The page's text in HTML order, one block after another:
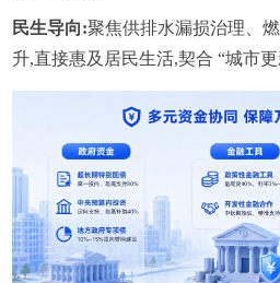
民生导向:聚焦供排水漏损治理、
升,直接惠及居民生活,契合 “城市